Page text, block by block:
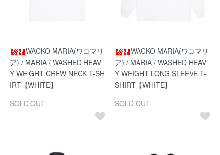
WACKO MARIA(ワコマリ
ア) / MARIA / WASHED HEAV
Y WEIGHT CREW NECK T-SH
IRT【WHITE】
SOLD OUT
WACKO MARIA(ワコマリ
ア) / MARIA / WASHED HEAV
Y WEIGHT LONG SLEEVE T-
SHIRT【WHITE】
SOLD OUT